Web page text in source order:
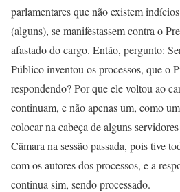
parlamentares que não existem
(alguns), se manifestassem contra o
afastado do cargo. Então, pergunto:
Público inventou os processos, que o
respondendo? Por que ele voltou ao
continuam, e não apenas um, como
colocar na cabeça de alguns
Câmara na sessão passada, pois tive
com os autores dos processos, e a
continua sim, sendo processado.